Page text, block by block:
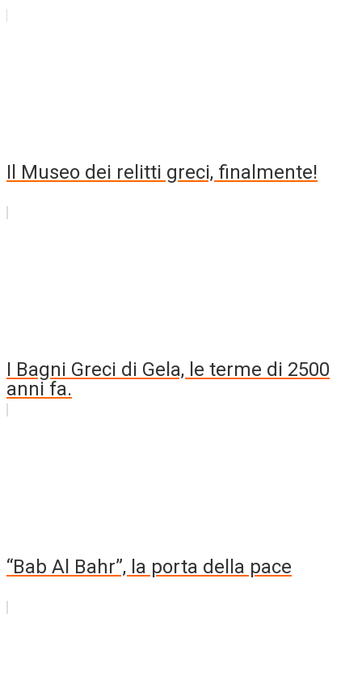
Il Museo dei relitti greci, finalmente!
I Bagni Greci di Gela, le terme di 2500
anni fa.
“Bab Al Bahr”, la porta della pace